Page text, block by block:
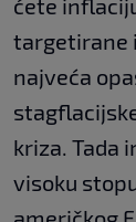
ćete
targetirane
najveća
kriza. Tada
visoku